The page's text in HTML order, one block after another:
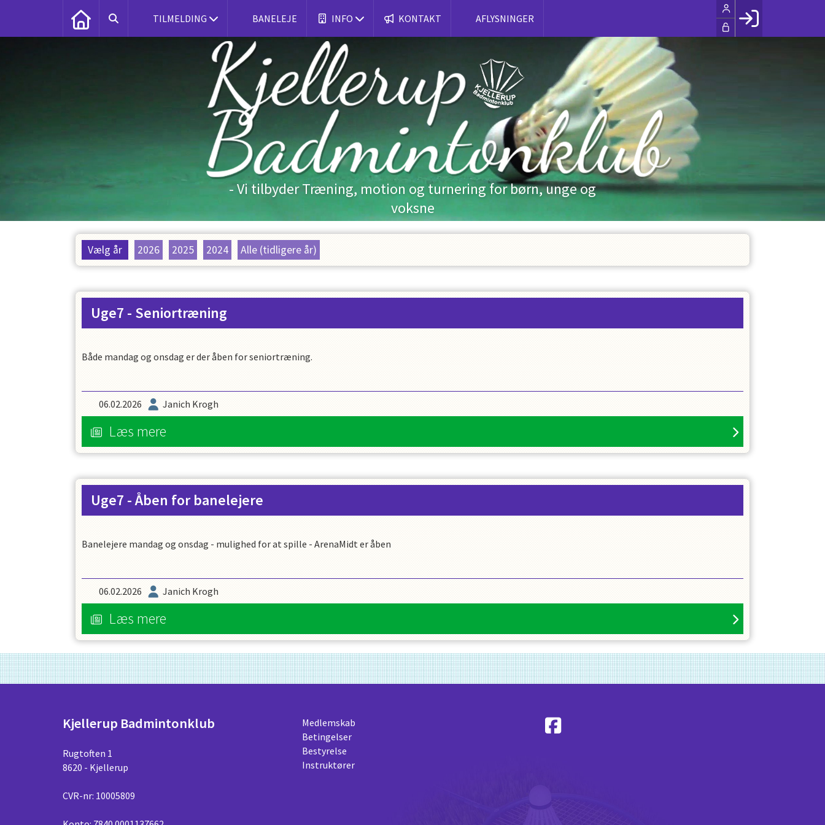
TILMELDING BANELEJE INFO KONTAKT AFLYSNINGER
- Vi tilbyder Træning, motion og turnering for børn, unge og
voksne
Vælg år 2026 2025 2024 Alle (tidligere år)
Uge7 - Seniortræning
Både mandag og onsdag er der åben for seniortræning.
06.02.2026 Janich Krogh
Læs mere
Uge7 - Åben for banelejere
Banelejere mandag og onsdag - mulighed for at spille - ArenaMidt er åben
06.02.2026 Janich Krogh
Læs mere
Kjellerup Badmintonklub
Rugtoften 1
8620 - Kjellerup
CVR-nr: 10005809
Medlemskab
Betingelser
Bestyrelse
Instruktører